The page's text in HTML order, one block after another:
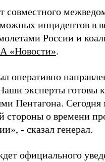
инцидентов в
России и
«Новости».
оперативно
эксперты готовы
Пентагона.
стороны о времени
- сказал генерал.
официального